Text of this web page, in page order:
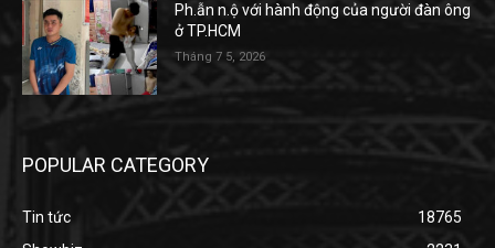
Ph.ẫn n.ộ với hành động của người đàn ông
ở TP.HCM
Tháng 7 5, 2026
POPULAR CATEGORY
Tin tức
18765